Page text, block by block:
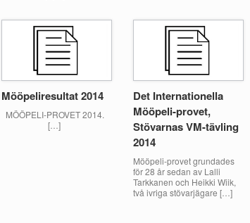
Mööpeliresultat 2014
MÖÖPELI-PROVET 2014.
[…]
Det Internationella
Mööpeli-provet,
Stövarnas VM-tävling
2014
Mööpeli-provet grundades
för 28 år sedan av Lalli
Tarkkanen och Heikki Wiik,
två ivriga stövarjägare […]